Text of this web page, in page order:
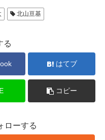
北山亘基
る
はてブ
コピー
ローする